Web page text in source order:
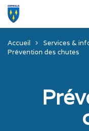
Accueil Services &
Prévention des chutes